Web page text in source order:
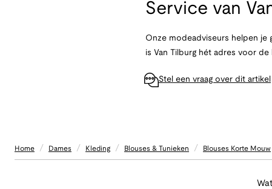
Service van
Onze modeadviseurs helpen je
is Van Tilburg hét adres voor
Stel een vraag over dit artikel
Home / Dames / Kleding / Blouses & Tunieken / Blouses Korte Mouw